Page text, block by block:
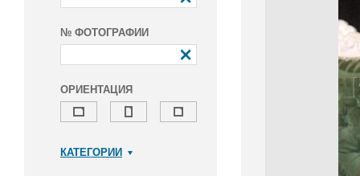
№ ФОТОГРАФИИ
ОРИЕНТАЦИЯ
КАТЕГОРИИ